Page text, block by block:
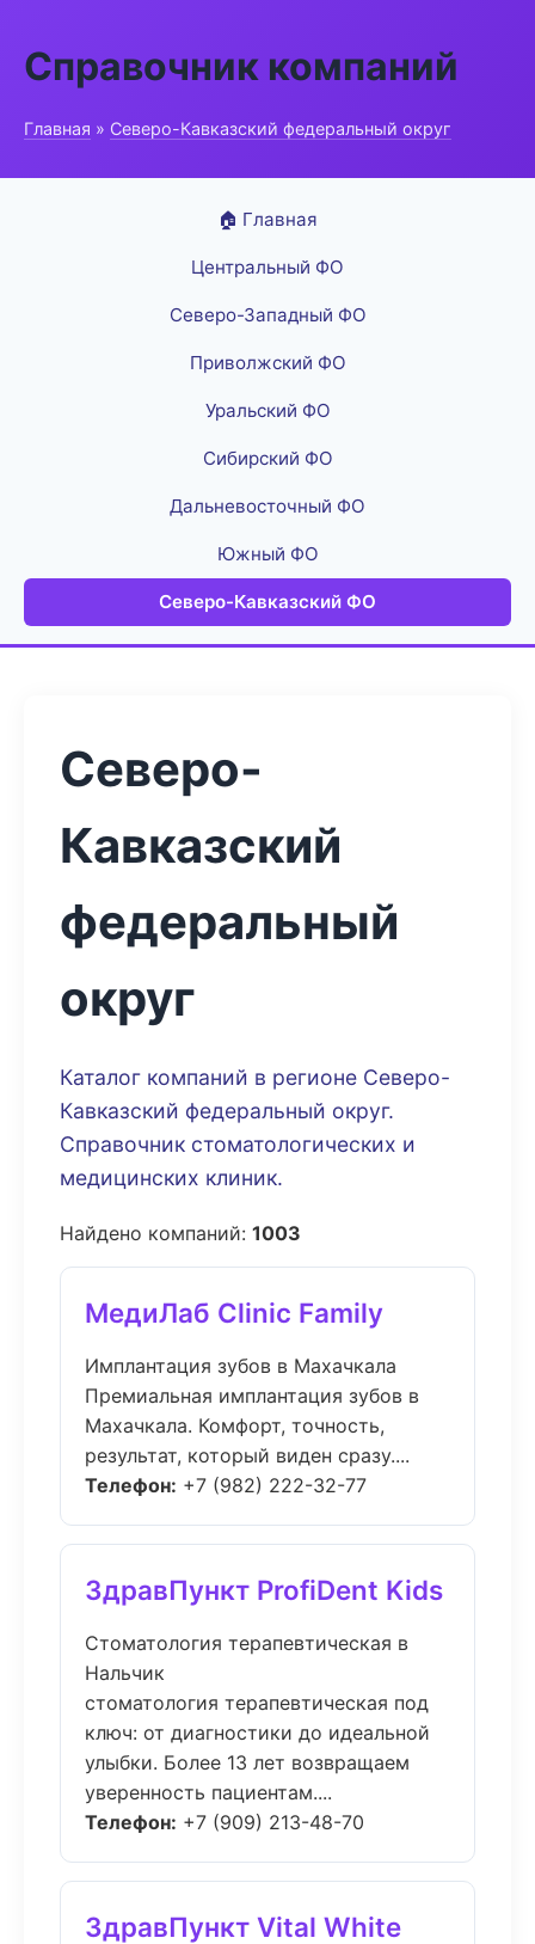
Справочник компаний
Главная » Северо-Кавказский федеральный округ
🏠 Главная
Центральный ФО
Северо-Западный ФО
Приволжский ФО
Уральский ФО
Сибирский ФО
Дальневосточный ФО
Южный ФО
Северо-Кавказский ФО
Северо-
Кавказский
федеральный
округ
Каталог компаний в регионе Северо-
Кавказский федеральный округ.
Справочник стоматологических и
медицинских клиник.
Найдено компаний: 1003
МедиЛаб Clinic Family
Имплантация зубов в Махачкала
Премиальная имплантация зубов в
Махачкала. Комфорт, точность,
результат, который виден сразу....
Телефон: +7 (982) 222-32-77
ЗдравПункт ProfiDent Kids
Стоматология терапевтическая в
Нальчик
стоматология терапевтическая под
ключ: от диагностики до идеальной
улыбки. Более 13 лет возвращаем
уверенность пациентам....
Телефон: +7 (909) 213-48-70
ЗдравПункт Vital White